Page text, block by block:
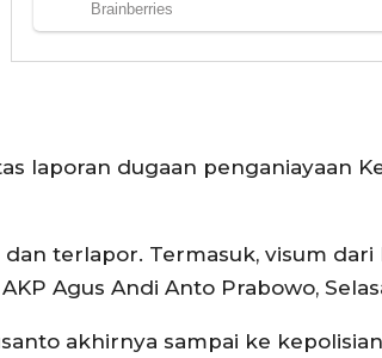
laporan dugaan penganiayaan
terlapor. Termasuk, visum dari
Agus Andi Anto Prabowo,
akhirnya sampai ke